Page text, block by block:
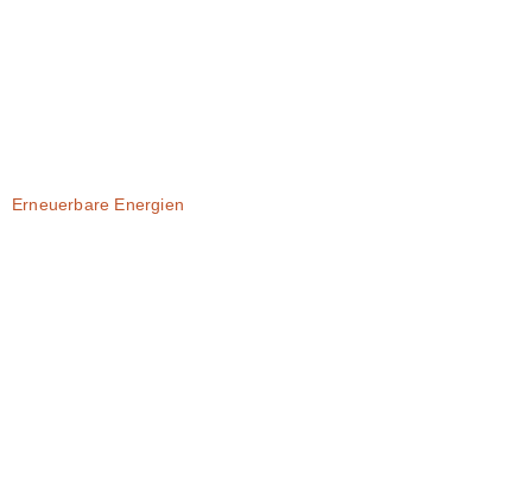
Erneuerbare Energien